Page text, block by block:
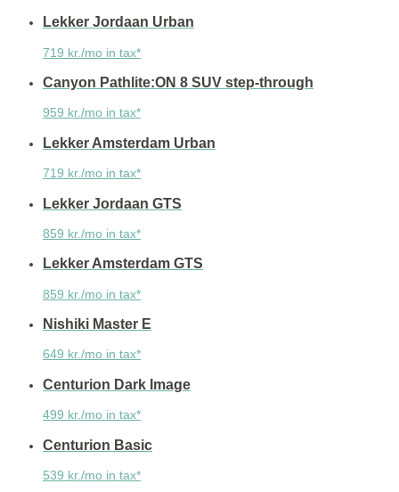
Lekker Jordaan Urban
719 kr./mo in tax*
Canyon Pathlite:ON 8 SUV step-through
959 kr./mo in tax*
Lekker Amsterdam Urban
719 kr./mo in tax*
Lekker Jordaan GTS
859 kr./mo in tax*
Lekker Amsterdam GTS
859 kr./mo in tax*
Nishiki Master E
649 kr./mo in tax*
Centurion Dark Image
499 kr./mo in tax*
Centurion Basic
539 kr./mo in tax*